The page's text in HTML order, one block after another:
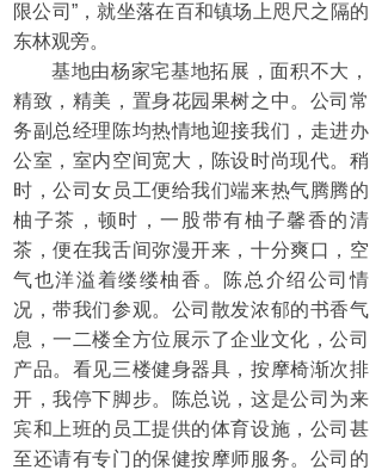
限公司”，就坐落在百和镇场上咫尺之隔的
东林观旁。
基地由杨家宅基地拓展，面积不大，
精致，精美，置身花园果树之中。公司常
务副总经理陈均热情地迎接我们，走进办
公室，室内空间宽大，陈设时尚现代。稍
时，公司女员工便给我们端来热气腾腾的
柚子茶，顿时，一股带有柚子馨香的清
茶，便在我舌间弥漫开来，十分爽口，空
气也洋溢着缕缕柚香。陈总介绍公司情
况，带我们参观。公司散发浓郁的书香气
息，一二楼全方位展示了企业文化，公司
产品。看见三楼健身器具，按摩椅渐次排
开，我停下脚步。陈总说，这是公司为来
宾和上班的员工提供的体育设施，公司甚
至还请有专门的保健按摩师服务。公司的